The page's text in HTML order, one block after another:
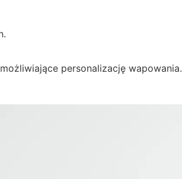
personalizację wapowania.